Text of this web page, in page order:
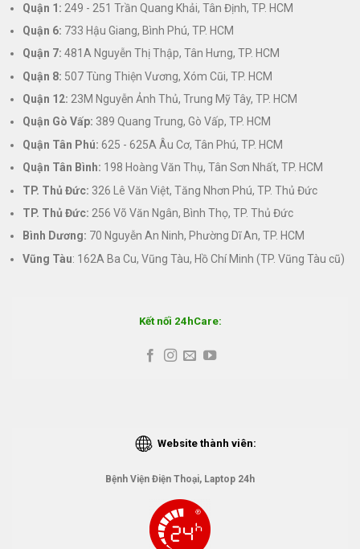
Quận 1: 249 - 251 Trần Quang Khải, Tân Định, TP. HCM
Quận 6: 733 Hậu Giang, Bình Phú, TP. HCM
Quận 7: 481A Nguyễn Thị Thập, Tân Hưng, TP. HCM
Quận 8: 507 Tùng Thiện Vương, Xóm Cũi, TP. HCM
Quận 12: 23M Nguyễn Ảnh Thủ, Trung Mỹ Tây, TP. HCM
Quận Gò Vấp: 389 Quang Trung, Gò Vấp, TP. HCM
Quận Tân Phú: 625 - 625A Âu Cơ, Tân Phú, TP. HCM
Quận Tân Bình: 198 Hoàng Văn Thụ, Tân Sơn Nhất, TP. HCM
TP. Thủ Đức: 326 Lê Văn Việt, Tăng Nhơn Phú, TP. Thủ Đức
TP. Thủ Đức: 256 Võ Văn Ngân, Bình Thọ, TP. Thủ Đức
Bình Dương: 70 Nguyễn An Ninh, Phường Dĩ An, TP. HCM
Vũng Tàu: 162A Ba Cu, Vũng Tàu, Hồ Chí Minh (TP. Vũng Tàu cũ)
Kết nối 24hCare:
Website thành viên:
Bệnh Viện Điện Thoại, Laptop 24h